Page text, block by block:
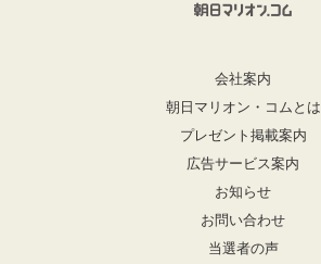
会社案内
朝日マリオン・コムとは
プレゼント掲載案内
広告サービス案内
お知らせ
お問い合わせ
当選者の声